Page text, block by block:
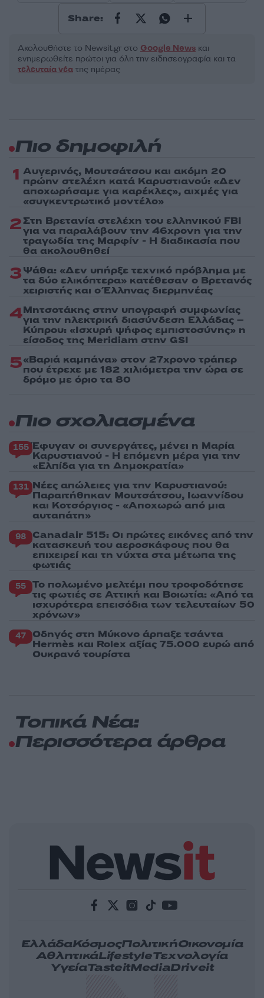
Share:
Ακολουθήστε το Νewsit.gr στο Google News και
ενημερωθείτε πρώτοι για όλη την ειδησεογραφία και τα
τελευταία νέα της ημέρας
Πιο δημοφιλή
1 Αυγερινός, Μουτσάτσου και ακόμη 20
πρώην στελέχη κατά Καρυστιανού: «Δεν
αποχωρήσαμε για καρέκλες», αιχμές για
«συγκεντρωτικό μοντέλο»
2Στη Βρετανία στελέχη του ελληνικού FBI
για να παραλάβουν την 46χρονη για την
τραγωδία της Μαρφίν - Η διαδικασία που
θα ακολουθηθεί
3Ψάθα: «Δεν υπήρξε τεχνικό πρόβλημα με
τα δύο ελικόπτερα» κατέθεσαν ο Βρετανός
χειριστής και ο Έλληνας διερμηνέας
4Μητσοτάκης στην υπογραφή συμφωνίας
για την ηλεκτρική διασύνδεση Ελλάδας –
Κύπρου: «Ισχυρή ψήφος εμπιστοσύνης» η
είσοδος της Meridiam στην GSI
5«Βαριά καμπάνα» στον 27χρονο τράπερ
που έτρεχε με 182 χιλιόμετρα την ώρα σε
δρόμο με όριο τα 80
Πιο σχολιασμένα
155 Έφυγαν οι συνεργάτες, μένει η Μαρία
Καρυστιανού - Η επόμενη μέρα για την
«Ελπίδα για τη Δημοκρατία»
131 Νέες απώλειες για την Καρυστιανού:
Παραιτήθηκαν Μουτσάτσου, Ιωαννίδου
και Κοτσόργιος - «Αποχωρώ από μια
αυταπάτη»
98 Canadair 515: Οι πρώτες εικόνες από την
κατασκευή του αεροσκάφους που θα
επιχειρεί και τη νύχτα στα μέτωπα της
φωτιάς
55 Το πολωμένο μελτέμι που τροφοδότησε
τις φωτιές σε Αττική και Βοιωτία: «Από τα
ισχυρότερα επεισόδια των τελευταίων 50
χρόνων»
47 Οδηγός στη Μύκονο άρπαξε τσάντα
Hermès και Rolex αξίας 75.000 ευρώ από
Ουκρανό τουρίστα
Τοπικά Νέα:
Περισσότερα άρθρα
ΕλλάδαΚόσμοςΠολιτικήΟικονομία
ΑθλητικάLifestyleΤεχνολογία
ΥγείαTasteitMediaDriveit